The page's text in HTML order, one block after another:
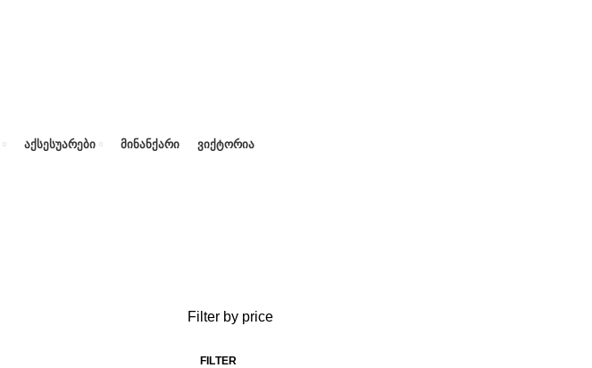
ᲐᲥᲡᲔᲡᲣᲐᲠᲔᲑᲘ ᲛᲘᲜᲐᲜᲥᲐᲠᲘ ᲕᲘᲥᲢᲝᲠᲘᲐ
Filter by price
FILTER